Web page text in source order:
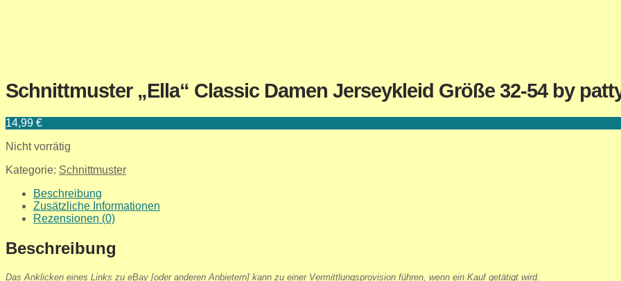
Schnittmuster „Ella“ Classic Damen Jerseykleid Größe 32-54 by
14,99 €
Nicht vorrätig
Kategorie: Schnittmuster
Beschreibung
Zusätzliche Informationen
Rezensionen (0)
Beschreibung
Das Anklicken eines Links zu eBay [oder anderen Anbietern] kann zu einer Vermittlungsprovision führen, wenn ein Kauf getätigt wird.